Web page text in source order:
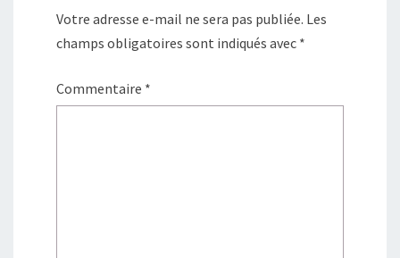
Votre adresse e-mail ne sera pas publiée. Les
champs obligatoires sont indiqués avec *
Commentaire *